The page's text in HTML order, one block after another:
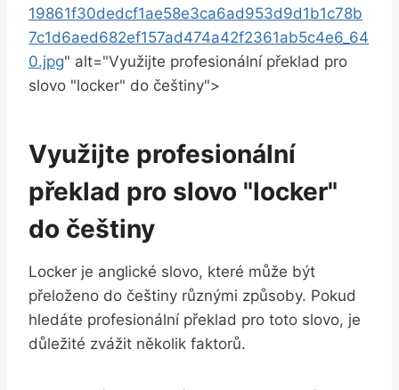
19861f30dedcf1ae58e3ca6ad953d9d1b1c78b
7c1d6aed682ef157ad474a42f2361ab5c4e6_64
0.jpg" alt="Využijte profesionální překlad pro
slovo "locker" do češtiny">
Využijte profesionální
překlad pro slovo "locker"
do češtiny
Locker je anglické slovo, které může být
přeloženo do češtiny různými způsoby. Pokud
hledáte profesionální překlad pro toto slovo, je
důležité zvážit několik faktorů.